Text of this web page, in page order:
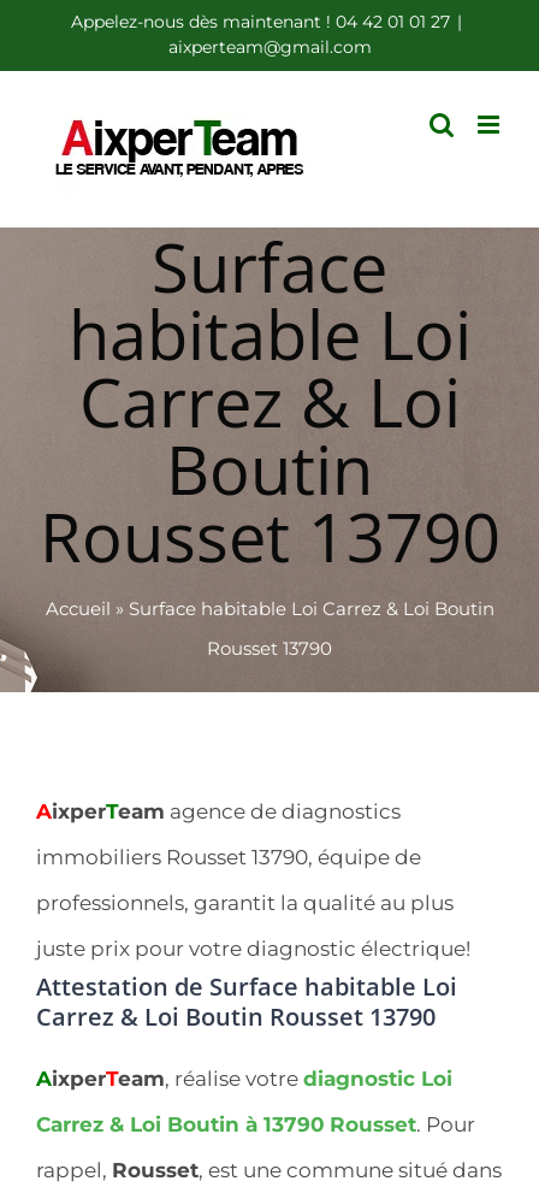
au
contenu
Appelez-nous dès maintenant ! 04 42 01 01 27 |
aixperteam@gmail.com
Surface
habitable Loi
Carrez & Loi
Boutin
Rousset 13790
Accueil » Surface habitable Loi Carrez & Loi Boutin
Rousset 13790
AixperTeam agence de diagnostics
immobiliers Rousset 13790, équipe de
professionnels, garantit la qualité au plus
juste prix pour votre diagnostic électrique!
Attestation de Surface habitable Loi
Carrez & Loi Boutin Rousset 13790
AixperTeam, réalise votre diagnostic Loi
Carrez & Loi Boutin à 13790 Rousset. Pour
rappel, Rousset, est une commune situé dans